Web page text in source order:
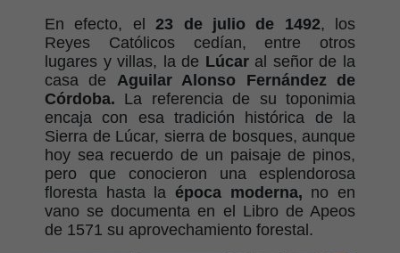
En efecto, el23 de julio de 1492, los
Reyes Católicos cedían, entre otros
lugares y villas, la de Lúcaral señor de la
casa de Aguilar Alonso Fernández de
Córdoba. La referencia de su toponimia
encaja con esa tradición histórica de la
Sierra de Lúcar, sierra de bosques, aunque
hoy sea recuerdo de un paisaje de pinos,
pero que conocieron una esplendorosa
floresta hasta la época moderna, no en
vano se documenta en el Libro de Apeos
de 1571 su aprovechamiento forestal.